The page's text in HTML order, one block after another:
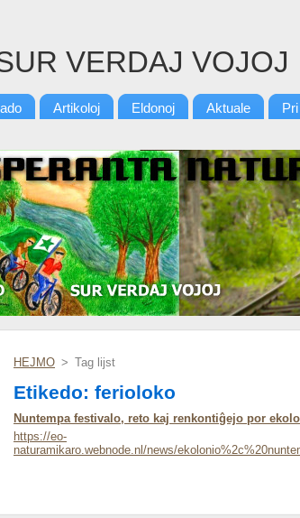
VERDAJ VOJOJ
Artikoloj Eldonoj Aktuale
HEJMO > Tag lijst
Etikedo: ferioloko
Nuntempa festivalo, reto kaj renkontiĝejo por
https://eo-
naturamikaro.webnode.nl/news/